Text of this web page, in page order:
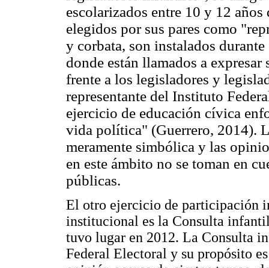
escolarizados entre 10 y 12
elegidos por sus pares como
y corbata, son instalados
donde están llamados a
frente a los legisladores y
representante del Instituto
ejercicio de educación cívica
vida política" (Guerrero, 2014).
meramente simbólica y las
en este ámbito no se toman en
públicas.
El otro ejercicio de participación
institucional es la Consulta
tuvo lugar en 2012. La Consulta
Federal Electoral y su propósito